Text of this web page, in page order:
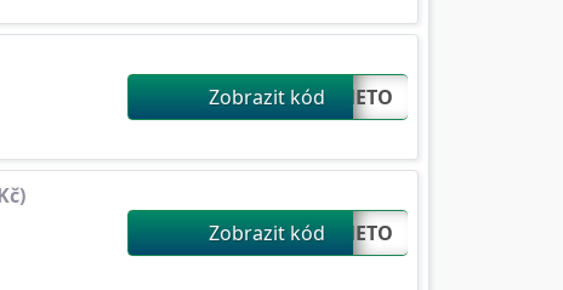
Zobrazit kódAMETO...
Zobrazit kódAMETO...